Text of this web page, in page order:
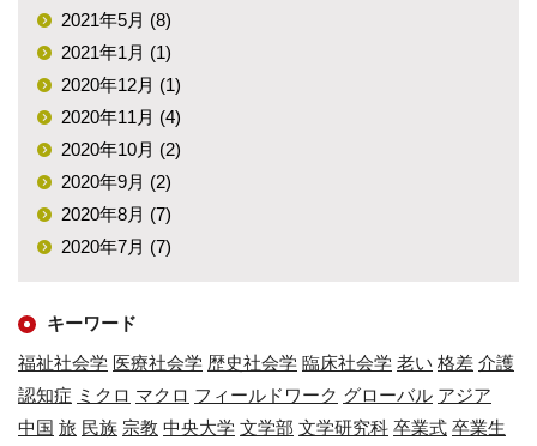
2021年5月 (8)
2021年1月 (1)
2020年12月 (1)
2020年11月 (4)
2020年10月 (2)
2020年9月 (2)
2020年8月 (7)
2020年7月 (7)
キーワード
福祉社会学 医療社会学 歴史社会学 臨床社会学 老い 格差 介護
認知症 ミクロ マクロ フィールドワーク グローバル アジア
中国 旅 民族 宗教 中央大学 文学部 文学研究科 卒業式 卒業生